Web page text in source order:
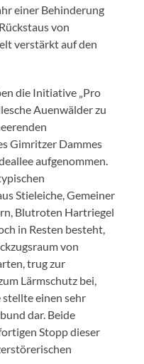
einer Behinderung
von
verstärkt auf den
die Initiative „Pro
Auenwälder zu
Gimritzer Dammes
aufgenommen.
Stieleiche, Gemeiner
Blutroten Hartriegel
in Resten besteht,
von
trug zur
Lärmschutz bei,
einen sehr
dar. Beide
Stopp dieser